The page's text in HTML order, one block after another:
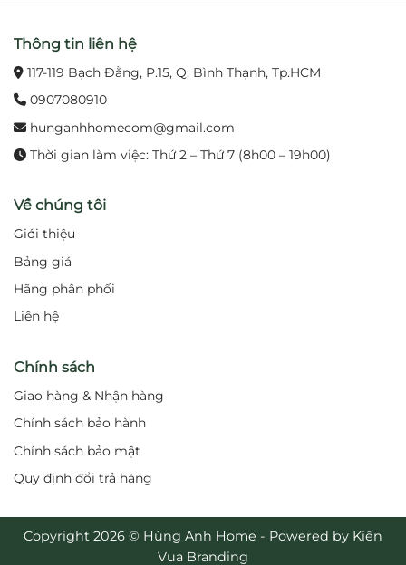
Thông tin liên hệ
117-119 Bạch Đằng, P.15, Q. Bình Thạnh, Tp.HCM
0907080910
hunganhhomecom@gmail.com
Thời gian làm việc: Thứ 2 – Thứ 7 (8h00 – 19h00)
Về chúng tôi
Giới thiệu
Bảng giá
Hãng phân phối
Liên hệ
Chính sách
Giao hàng & Nhận hàng
Chính sách bảo hành
Chính sách bảo mật
Quy định đổi trả hàng
Copyright 2026 © Hùng Anh Home - Powered by Kiến
Vua Branding